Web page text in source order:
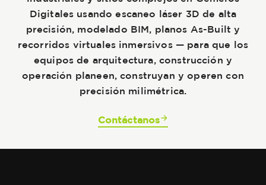
Digitales usando escaneo láser 3D de alta
precisión, modelado BIM, planos As-Built y
recorridos virtuales inmersivos — para que los
equipos de arquitectura, construcción y
operación planeen, construyan y operen con
precisión milimétrica.
Contáctanos